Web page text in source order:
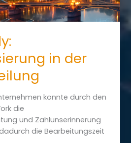
in der
konnte durch den
die
und Zahlunserinnerung
die Bearbeitungszeit